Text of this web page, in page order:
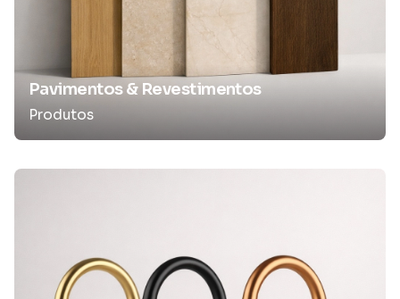
Pavimentos & Revestimentos
Produtos